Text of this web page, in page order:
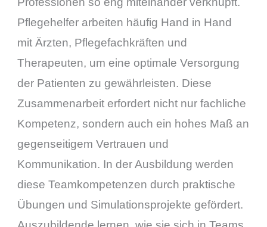
Pflegehelfer arbeiten häufig Hand in Hand
mit Ärzten, Pflegefachkräften und
Therapeuten, um eine optimale Versorgung
der Patienten zu gewährleisten. Diese
Zusammenarbeit erfordert nicht nur fachliche
Kompetenz, sondern auch ein hohes Maß an
gegenseitigem Vertrauen und
Kommunikation. In der Ausbildung werden
diese Teamkompetenzen durch praktische
Übungen und Simulationsprojekte gefördert.